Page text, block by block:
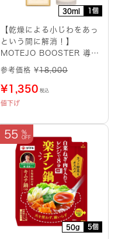
30ml 1個
【乾燥による小じわをあっ
という間に解消！】
MOTEJO BOOSTER 導入
美容液
参考価格 ¥18,000
¥1,350 税込
値下げ
50g 5個
55